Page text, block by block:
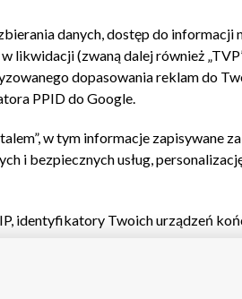
reklamy Kontakt
danych, dostęp do informacji
likwidacji (zwaną dalej również
dopasowania reklam do
PPID do Google.
w tym informacje zapisywane
i bezpiecznych usług,
identyfikatory Twoich urządzeń
podstawowych reklam,
treści, pomiaru wydajności